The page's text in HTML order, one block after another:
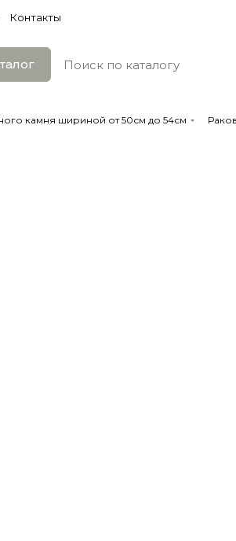
Контакты
камня шириной от 50см до 54см